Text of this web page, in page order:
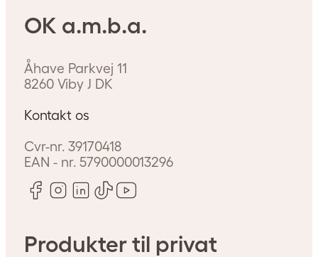
OK a.m.b.a.
Åhave Parkvej 11
8260 Viby J DK
Kontakt os
Cvr-nr. 39170418
EAN - nr.5790000013296
Produkter til privat